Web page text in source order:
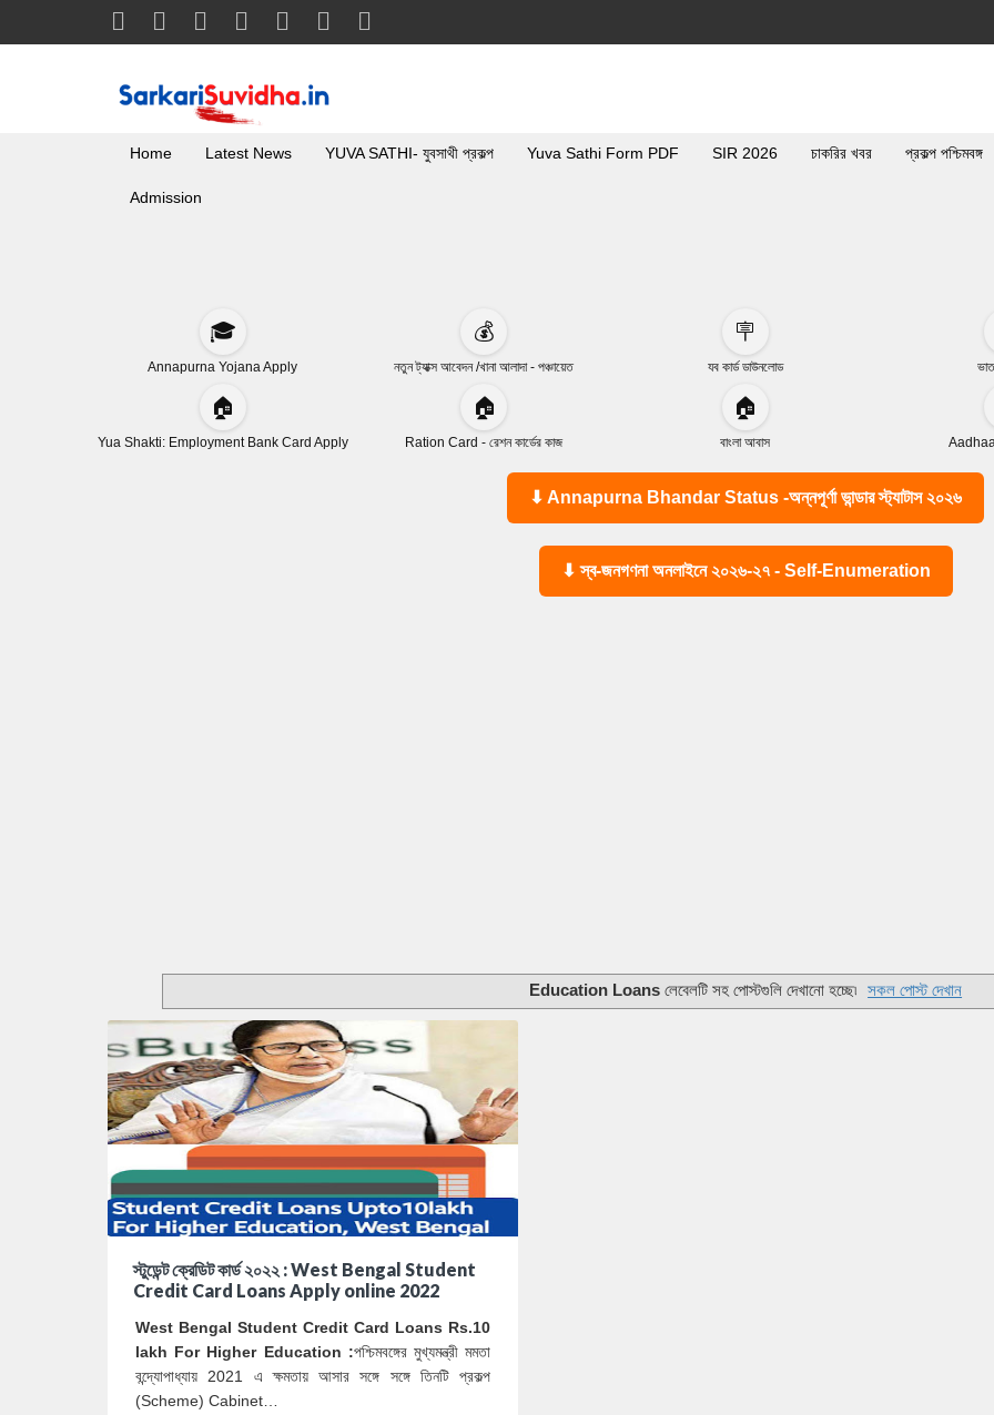
Home Latest News YUVA SATHI- যুবসাথী প্রকল্প Yuva Sathi Form PDF SIR 2026 চাকরির খবর প্রকল্প পশ্চিমবঙ্গ
Admission
🎓
Annapurna Yojana Apply
💰
নতুন ট্যাক্স আবেদন /খানা আলাদা - পঞ্চায়েত
🪧
যব কার্ড ডাউনলোড
🏠
Yua Shakti: Employment Bank Card Apply
🏠
Ration Card - রেশন কার্ডের কাজ
🏠
বাংলা আবাস
⬇ Annapurna Bhandar Status -অন্নপূর্ণা ভান্ডার স্ট্যাটাস ২০২৬
⬇ স্ব-জনগণনা অনলাইনে ২০২৬-২৭ - Self-Enumeration
Education Loansলেবেলটি সহ পোস্টগুলি দেখানো হচ্ছে৷ সকল পোস্ট দেখান
স্টুডেন্ট ক্রেডিট কার্ড ২০২২ : West Bengal Student
Credit Card Loans Apply online 2022
West Bengal Student Credit Card Loans Rs.10
lakh For Higher Education :পশ্চিমবঙ্গের মুখ্যমন্ত্রী মমতা
বন্দ্যোপাধ্যায় 2021 এ ক্ষমতায় আসার সঙ্গে সঙ্গে তিনটি প্রকল্প
(Scheme) Cabinet…